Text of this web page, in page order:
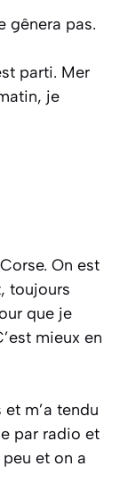
gênera pas.
parti. Mer
je
On est
toujours
que je
mieux en
m’a tendu
par radio et
et on a